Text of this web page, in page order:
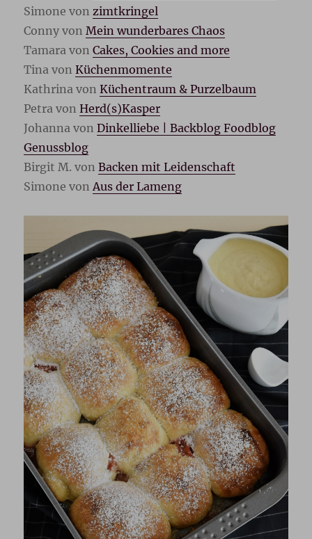
Simone vonzimtkringel
Conny vonMein wunderbares Chaos
Tamara vonCakes, Cookies and more
Tina vonKüchenmomente
Kathrina vonKüchentraum & Purzelbaum
Petra vonHerd(s)Kasper
Johanna vonDinkelliebe | Backblog Foodblog
Genussblog
Birgit M. vonBacken mit Leidenschaft
Simone vonAus der Lameng